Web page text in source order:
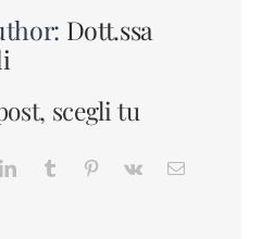
Dott.ssa
scegli tu